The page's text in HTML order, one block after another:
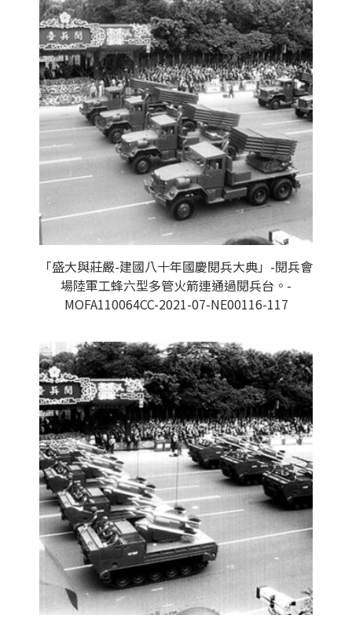
「盛大與莊嚴-建國八十年國慶閱兵大典」-閱兵會
場陸軍工蜂六型多管火箭連通過閱兵台。-
MOFA110064CC-2021-07-NE00116-117